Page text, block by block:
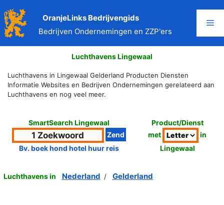
naar
de
inhoud
OranjeLinks Bedrijvengids
Bedrijven Ondernemingen en ZZP'ers
Luchthavens Lingewaal
Luchthavens in Lingewaal Gelderland Producten Diensten
Informatie Websites en Bedrijven Ondernemingen gerelateerd aan
Luchthavens en nog veel meer.
SmartSearch Lingewaal
Bv. boek hond hotel huur reis
Product/Dienst
met
in
Lingewaal
Luchthavens in Nederland / Gelderland